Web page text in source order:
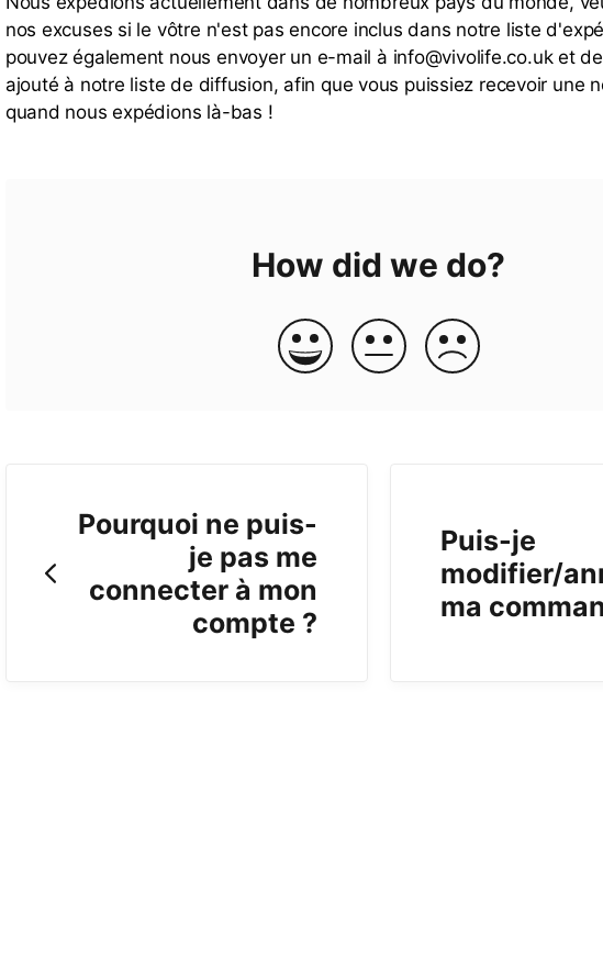
nos excuses si le vôtre n'est pas encore inclus dans notre liste
pouvez également nous envoyer un e-mail à info@vivolife.co.uk et
ajouté à notre liste de diffusion, afin que vous puissiez recevoir une
quand nous expédions là-bas !
How did we do?
Pourquoi ne puis-
je pas me
connecter à mon
compte ?
Puis-je
modifier/
ma